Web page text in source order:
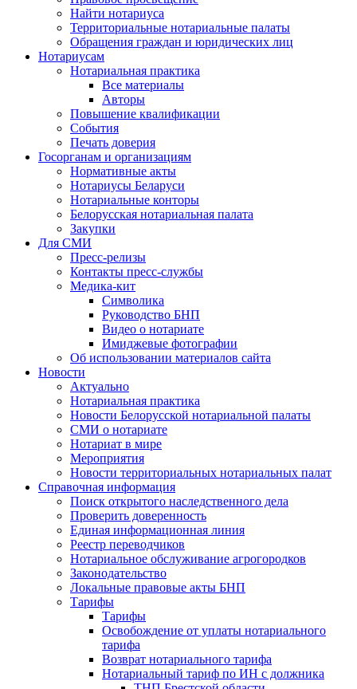
Найти нотариуса
Территориальные нотариальные палаты
Обращения граждан и юридических лиц
Нотариусам
Нотариальная практика
Все материалы
Авторы
Повышение квалификации
События
Печать доверия
Госорганам и организациям
Нормативные акты
Нотариусы Беларуси
Нотариальные конторы
Белорусская нотариальная палата
Закупки
Для СМИ
Пресс-релизы
Контакты пресс-службы
Медика-кит
Символика
Руководство БНП
Видео о нотариате
Имиджевые фотографии
Об использовании материалов сайта
Новости
Актуально
Нотариальная практика
Новости Белорусской нотариальной палаты
СМИ о нотариате
Нотариат в мире
Мероприятия
Новости территориальных нотариальных палат
Справочная информация
Поиск открытого наследственного дела
Проверить доверенность
Единая информационная линия
Реестр переводчиков
Нотариальное обслуживание агрогородков
Законодательство
Локальные правовые акты БНП
Тарифы
Тарифы
Освобождение от уплаты нотариального
тарифа
Возврат нотариального тарифа
Нотариальный тариф по ИН с должника